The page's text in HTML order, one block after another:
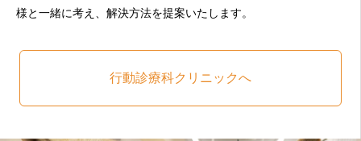
様と一緒に考え、解決方法を提案いたします。
行動診療科クリニックへ